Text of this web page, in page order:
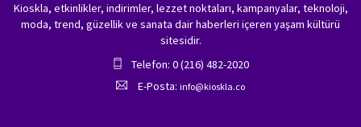
Kioskla, etkinlikler, indirimler, lezzet noktaları, kampanyalar, teknoloji,
moda, trend, güzellik ve sanata dair haberleri içeren yaşam kültürü
sitesidir.
Telefon: 0 (216) 482-2020
E-Posta: info@kioskla.co